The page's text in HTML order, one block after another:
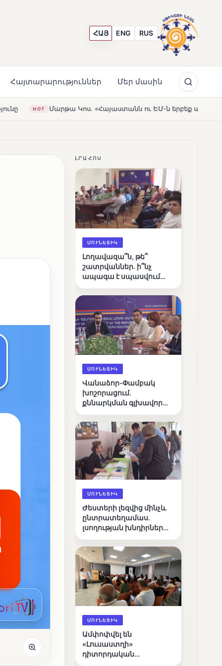
ՀԱՅ ENG RUS
Հայտարարություններ Մեր մասին
ու ԵՄ-ն երբեք այսքան մոտ չեն եղել» HOT
ԼՐԱՀՈՍ
ՄՈՒՆԵՏԻԿ
Լողավազա՞ն, թե՞
շատրվաններ. ի՞նչ
ապագա է սպասվում
լճին
ՄՈՒՆԵՏԻԿ
Վանաձոր-Փամբակ
խոշորացում.
քննարկման գլխավոր
կառավարո՞ւմ, թե՞
քաղաքական նպատակ
ՄՈՒՆԵՏԻԿ
Ժեստերի լեզվից մինչև
ընտրատեղամաս.
լսողության խնդիրներ
ճանապարհը
ՄՈՒՆԵՏԻԿ
Ամփոփվել են
«Լուսաստղի»
դիտորդական